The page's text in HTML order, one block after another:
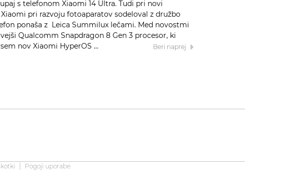
s telefonom Xiaomi 14 Ultra. Tudi pri novi
pri razvoju fotoaparatov sodeloval z družbo
ponaša z Leica Summilux lečami. Med novostmi
Qualcomm Snapdragon 8 Gen 3 procesor, ki
nov Xiaomi HyperOS …
Beri naprej
Pogoji uporabe